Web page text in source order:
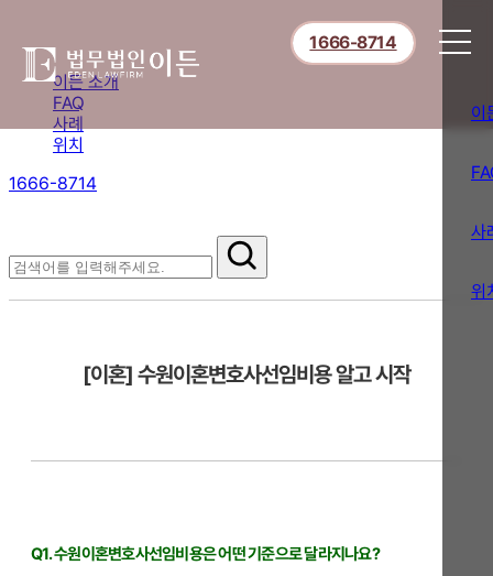
이든 소개
FAQ
사례
위치
1666-8714
1666-8714
이
사
위
[이혼] 수원이혼변호사선임비용 알고 시작
Q1. 수원이혼변호사선임비용은 어떤 기준으로 달라지나요?